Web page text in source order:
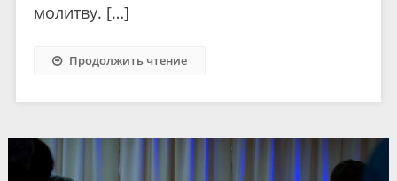
молитву. […]
Продолжить чтение